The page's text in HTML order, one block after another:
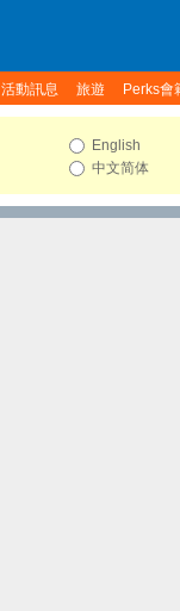
活動訊息 旅遊 Perks會
English
中文简体